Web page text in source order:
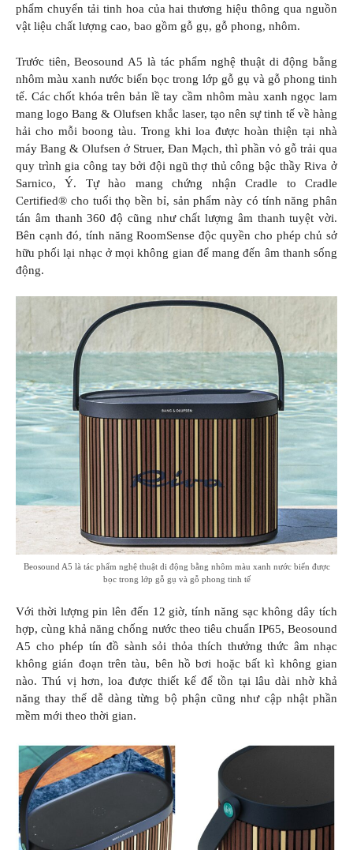
phẩm chuyển tải tinh hoa của hai thương hiệu thông qua nguồn
vật liệu chất lượng cao, bao gồm gỗ gụ, gỗ phong, nhôm.
Trước tiên, Beosound A5 là tác phẩm nghệ thuật di động bằng
nhôm màu xanh nước biển bọc trong lớp gỗ gụ và gỗ phong tinh
tế. Các chốt khóa trên bản lề tay cầm nhôm màu xanh ngọc lam
mang logo Bang & Olufsen khắc laser, tạo nên sự tinh tế về hàng
hải cho mỗi boong tàu. Trong khi loa được hoàn thiện tại nhà
máy Bang & Olufsen ở Struer, Đan Mạch, thì phần vỏ gỗ trải qua
quy trình gia công tay bởi đội ngũ thợ thủ công bậc thầy Riva ở
Sarnico, Ý. Tự hào mang chứng nhận Cradle to Cradle
Certified® cho tuổi thọ bền bỉ, sản phẩm này có tính năng phân
tán âm thanh 360 độ cũng như chất lượng âm thanh tuyệt vời.
Bên cạnh đó, tính năng RoomSense độc quyền cho phép chủ sở
hữu phối lại nhạc ở mọi không gian để mang đến âm thanh sống
động.
Beosound A5 là tác phẩm nghệ thuật di động bằng nhôm màu xanh nước biển được
bọc trong lớp gỗ gụ và gỗ phong tinh tế
Với thời lượng pin lên đến 12 giờ, tính năng sạc không dây tích
hợp, cùng khả năng chống nước theo tiêu chuẩn IP65, Beosound
A5 cho phép tín đồ sành sỏi thỏa thích thưởng thức âm nhạc
không gián đoạn trên tàu, bên hồ bơi hoặc bất kì không gian
nào. Thú vị hơn, loa được thiết kế để tồn tại lâu dài nhờ khả
năng thay thế dễ dàng từng bộ phận cũng như cập nhật phần
mềm mới theo thời gian.